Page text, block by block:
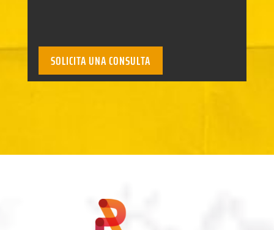
SOLICITA UNA CONSULTA